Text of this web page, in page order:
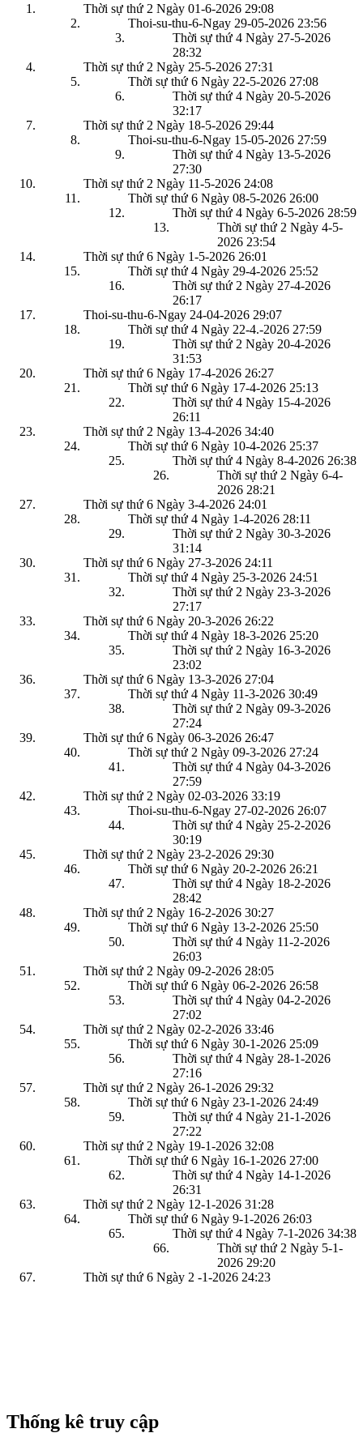
Thời sự thứ 2 Ngày 01-6-2026 29:08
Thoi-su-thu-6-Ngay 29-05-2026 23:56
Thời sự thứ 4 Ngày 27-5-2026
28:32
Thời sự thứ 2 Ngày 25-5-2026 27:31
Thời sự thứ 6 Ngày 22-5-2026 27:08
Thời sự thứ 4 Ngày 20-5-2026
32:17
Thời sự thứ 2 Ngày 18-5-2026 29:44
Thoi-su-thu-6-Ngay 15-05-2026 27:59
Thời sự thứ 4 Ngày 13-5-2026
27:30
Thời sự thứ 2 Ngày 11-5-2026 24:08
Thời sự thứ 6 Ngày 08-5-2026 26:00
Thời sự thứ 4 Ngày 6-5-2026 28:59
Thời sự thứ 2 Ngày 4-5-
2026 23:54
Thời sự thứ 6 Ngày 1-5-2026 26:01
Thời sự thứ 4 Ngày 29-4-2026 25:52
Thời sự thứ 2 Ngày 27-4-2026
26:17
Thoi-su-thu-6-Ngay 24-04-2026 29:07
Thời sự thứ 4 Ngày 22-4.-2026 27:59
Thời sự thứ 2 Ngày 20-4-2026
31:53
Thời sự thứ 6 Ngày 17-4-2026 26:27
Thời sự thứ 6 Ngày 17-4-2026 25:13
Thời sự thứ 4 Ngày 15-4-2026
26:11
Thời sự thứ 2 Ngày 13-4-2026 34:40
Thời sự thứ 6 Ngày 10-4-2026 25:37
Thời sự thứ 4 Ngày 8-4-2026 26:38
Thời sự thứ 2 Ngày 6-4-
2026 28:21
Thời sự thứ 6 Ngày 3-4-2026 24:01
Thời sự thứ 4 Ngày 1-4-2026 28:11
Thời sự thứ 2 Ngày 30-3-2026
31:14
Thời sự thứ 6 Ngày 27-3-2026 24:11
Thời sự thứ 4 Ngày 25-3-2026 24:51
Thời sự thứ 2 Ngày 23-3-2026
27:17
Thời sự thứ 6 Ngày 20-3-2026 26:22
Thời sự thứ 4 Ngày 18-3-2026 25:20
Thời sự thứ 2 Ngày 16-3-2026
23:02
Thời sự thứ 6 Ngày 13-3-2026 27:04
Thời sự thứ 4 Ngày 11-3-2026 30:49
Thời sự thứ 2 Ngày 09-3-2026
27:24
Thời sự thứ 6 Ngày 06-3-2026 26:47
Thời sự thứ 2 Ngày 09-3-2026 27:24
Thời sự thứ 4 Ngày 04-3-2026
27:59
Thời sự thứ 2 Ngày 02-03-2026 33:19
Thoi-su-thu-6-Ngay 27-02-2026 26:07
Thời sự thứ 4 Ngày 25-2-2026
30:19
Thời sự thứ 2 Ngày 23-2-2026 29:30
Thời sự thứ 6 Ngày 20-2-2026 26:21
Thời sự thứ 4 Ngày 18-2-2026
28:42
Thời sự thứ 2 Ngày 16-2-2026 30:27
Thời sự thứ 6 Ngày 13-2-2026 25:50
Thời sự thứ 4 Ngày 11-2-2026
26:03
Thời sự thứ 2 Ngày 09-2-2026 28:05
Thời sự thứ 6 Ngày 06-2-2026 26:58
Thời sự thứ 4 Ngày 04-2-2026
27:02
Thời sự thứ 2 Ngày 02-2-2026 33:46
Thời sự thứ 6 Ngày 30-1-2026 25:09
Thời sự thứ 4 Ngày 28-1-2026
27:16
Thời sự thứ 2 Ngày 26-1-2026 29:32
Thời sự thứ 6 Ngày 23-1-2026 24:49
Thời sự thứ 4 Ngày 21-1-2026
27:22
Thời sự thứ 2 Ngày 19-1-2026 32:08
Thời sự thứ 6 Ngày 16-1-2026 27:00
Thời sự thứ 4 Ngày 14-1-2026
26:31
Thời sự thứ 2 Ngày 12-1-2026 31:28
Thời sự thứ 6 Ngày 9-1-2026 26:03
Thời sự thứ 4 Ngày 7-1-2026 34:38
Thời sự thứ 2 Ngày 5-1-
2026 29:20
Thời sự thứ 6 Ngày 2 -1-2026 24:23
Thống kê truy cập